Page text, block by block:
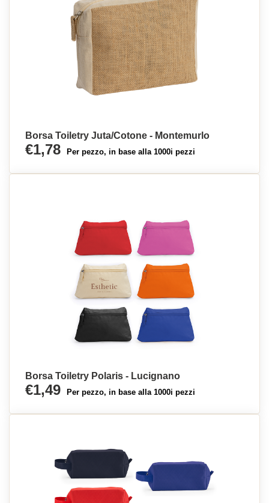
Borsa Toiletry Juta/Cotone - Montemurlo
€1,78 Per pezzo, in base alla 1000i pezzi
Borsa Toiletry Polaris - Lucignano
€1,49 Per pezzo, in base alla 1000i pezzi